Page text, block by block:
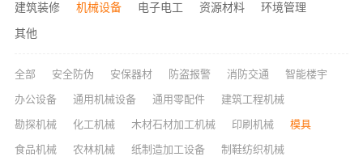
建筑装修
机械设备 电子电工 资源材料
环境管理
其他
全部 安全防伪 安保器材 防盗报警 消防交通 智能楼宇
办公设备 通用机械设备 通用零配件 建筑工程机械
勘探机械 化工机械 木材石材加工机械 印刷机械 模具
食品机械 农林机械 纸制造加工设备 制鞋纺织机械